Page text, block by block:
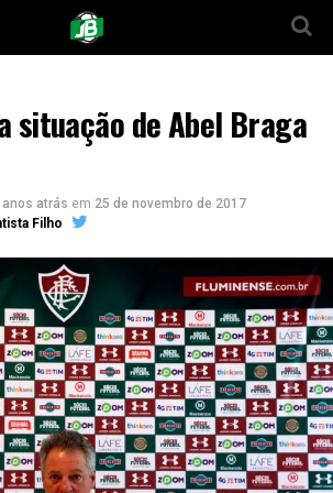
situação de Abel Braga
anos atrás em 25 de novembro de 2017
Filho